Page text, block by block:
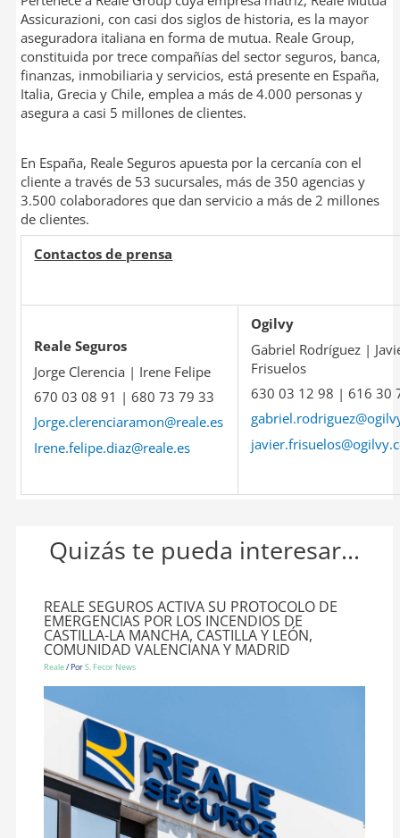
Assicurazioni, con casi dos siglos de historia, es la mayor
aseguradora italiana en forma de mutua. Reale Group,
constituida por trece compañías del sector seguros, banca,
finanzas, inmobiliaria y servicios, está presente en España,
Italia, Grecia y Chile, emplea a más de 4.000 personas y
asegura a casi 5 millones de clientes.
En España, Reale Seguros apuesta por la cercanía con el
cliente a través de 53 sucursales, más de 350 agencias y
3.500 colaboradores que dan servicio a más de 2 millones
de clientes.
Contactos de prensa
Reale Seguros
Jorge Clerencia | Irene Felipe
670 03 08 91 | 680 73 79 33
Jorge.clerenciaramon@reale.es
Irene.felipe.diaz@reale.es
Ogilvy
Gabriel Rodríguez |
Frisuelos
630 03 12 98 | 616 30
Quizás te pueda interesar...
REALE SEGUROS ACTIVA SU PROTOCOLO DE
EMERGENCIAS POR LOS INCENDIOS DE
CASTILLA-LA MANCHA, CASTILLA Y LEÓN,
COMUNIDAD VALENCIANA Y MADRID
Reale/ PorS. Fecor News